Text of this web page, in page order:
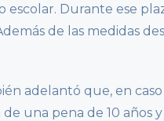
escolar. Durante ese
de las medidas
adelantó que, en
de una pena de 10